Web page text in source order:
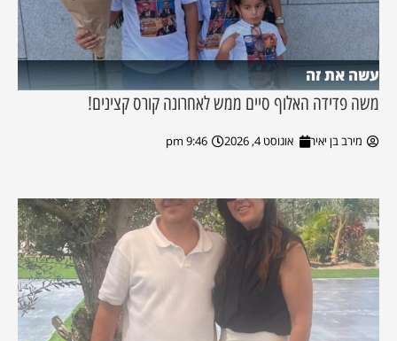
עשה את זה
משה פדידה האלוף סיים ממש לאחרונה קורס קצינים!
מירב בן יאיר אוגוסט 4, 2026 9:46 pm